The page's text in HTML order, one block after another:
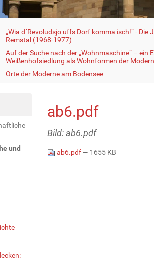
„Wia d´Revoludsjo uffs Dorf komma isch!“ -
Remstal (1968-1977)
Auf der Suche nach der „Wohnmaschine“ – ein
Weißenhofsiedlung als Wohnformen der
Orte der Moderne am Bodensee
und
ab6.pdf
Bild: ab6.pdf
ab6.pdf— 1655 KB